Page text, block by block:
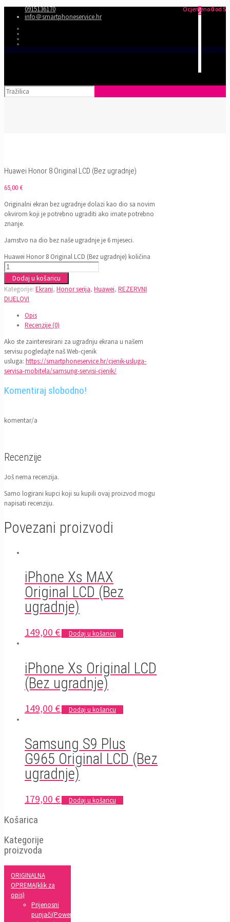
0915136170
info＠smartphoneservice.hr
0
Huawei Honor 8 Original LCD (Bez ugradnje)
65,00 €
Originalni ekran bez ugradnje dolazi kao dio sa novim
okvirom koji je potrebno ugraditi ako imate potrebno
znanje.
Jamstvo na dio bez naše ugradnje je 6 mjeseci.
Huawei Honor 8 Original LCD (Bez ugradnje) količina
Dodaj u košaricu
Kategorije: Ekrani, Honor serija, Huawei, REZERVNI
DIJELOVI
Opis
Recenzije (0)
Ako ste zainteresirani za ugradnju ekrana u našem
servisu pogledajte naš Web-cjenik
usluga: https://smartphoneservice.hr/cjenik-usluga-
servisa-mobitela/samsung-servisi-cjenik/
Komentiraj slobodno!
komentar/a
Recenzije
Još nema recenzija.
Samo logirani kupci koji su kupili ovaj proizvod mogu
napisati recenziju.
Povezani proizvodi
iPhone Xs MAX
Original LCD (Bez
ugradnje)
Ocjenjeno0od 5
149,00 € Dodaj u košaricu
iPhone Xs Original LCD
(Bez ugradnje)
Ocjenjeno0od 5
149,00 € Dodaj u košaricu
Samsung S9 Plus
G965 Original LCD (Bez
ugradnje)
Ocjenjeno0od 5
179,00 € Dodaj u košaricu
Košarica
Kategorije
proizvoda
ORIGINALNA
OPREMA(klik za
opis)
Prijenosni
punjači(Powerbank)